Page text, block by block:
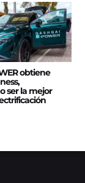
obtiene
ser la mejor